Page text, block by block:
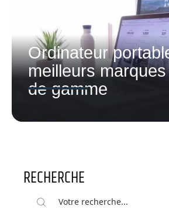
Ordinateur
meilleurs marques
de gamme
RECHERCHE